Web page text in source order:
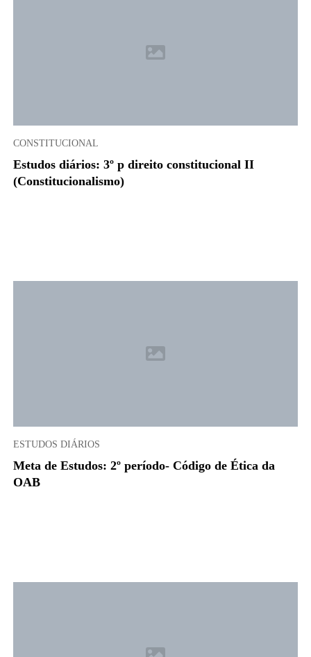
CONSTITUCIONAL
Estudos diários: 3º p direito constitucional II
(Constitucionalismo)
ESTUDOS DIÁRIOS
Meta de Estudos: 2º período- Código de Ética da
OAB